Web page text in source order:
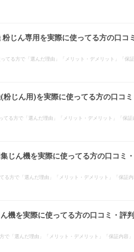
じん専用を実際に使ってる方の口コ
てる方で「選んだ理由」「メリット・デメリット」「
粉じん用)を実際に使ってる方の口コミ
る方で「選んだ理由」「メリット・デメリット」「保
じん機を実際に使ってる方の口コミ
る方で「選んだ理由」「メリット・デメリット」「保証
機を実際に使ってる方の口コミ・評
で「選んだ理由」「メリット・デメリット」「保証内容